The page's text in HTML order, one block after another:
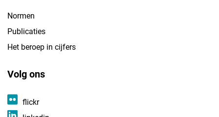
Normen
Publicaties
Het beroep in cijfers
Volg ons
flickr